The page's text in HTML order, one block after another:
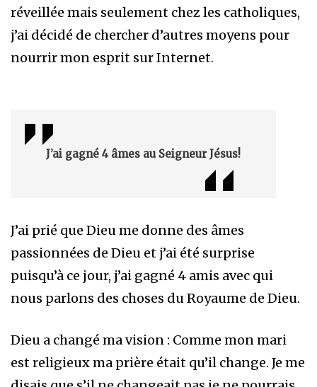
réveillée mais seulement chez les catholiques,
j’ai décidé de chercher d’autres moyens pour
nourrir mon esprit sur Internet.
J’ai gagné 4 âmes au Seigneur Jésus!
J’ai prié que Dieu me donne des âmes
passionnées de Dieu et j’ai été surprise
puisqu’à ce jour, j’ai gagné 4 amis avec qui
nous parlons des choses du Royaume de Dieu.
Dieu a changé ma vision : Comme mon mari
est religieux ma prière était qu’il change. Je me